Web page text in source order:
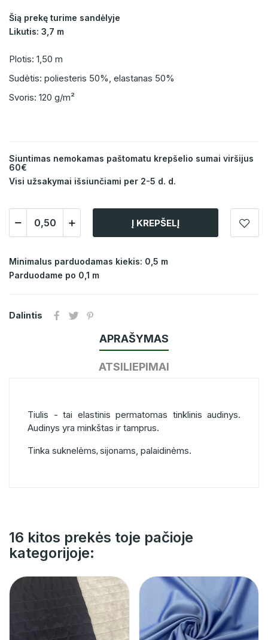
Šią prekę turime sandėlyje
Likutis: 3,7 m
Plotis: 1,50 m
Sudėtis: poliesteris 50%, elastanas 50%
Svoris: 120 g/m²
Siuntimas nemokamas paštomatu krepšelio sumai viršijus
60€
Visi užsakymai išsiunčiami per 2-5 d. d.
Į KREPŠELĮ
Minimalus parduodamas kiekis: 0,5 m
Parduodame po 0,1 m
Dalintis
APRAŠYMAS
ATSILIEPIMAI
Tiulis - tai elastinis permatomas tinklinis audinys.
Audinys yra minkštas ir tamprus.
Tinka suknelėms, sijonams, palaidinėms.
16 kitos prekės toje pačioje
kategorijoje: